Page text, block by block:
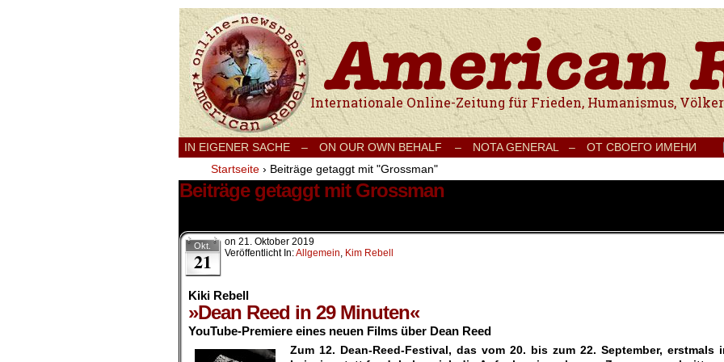
Internationale Onlinezeitung für Frieden, Humanismus, Völkerverständigung und
IN EIGENER SACHE – ON OUR OWN BEHALF – NOTA GENERAL – ОТ СВОЕГО ИМЕНИ
Startseite › Beiträge getaggt mit "Grossman"
Beiträge getaggt mit Grossman
Okt.
21
on 21. Oktober 2019
Veröffentlicht In:Allgemein, Kim Rebell
Kiki Rebell
»Dean Reed in 29 Minuten«
YouTube-Premiere eines neuen Films über Dean Reed
Zum 12. Dean-Reed-Festival, das vom 20. bis zum 22. September, erstmals